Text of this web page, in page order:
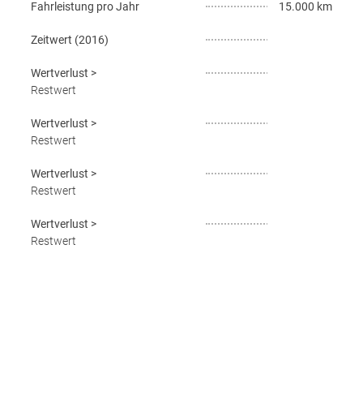
Fahrleistung pro Jahr 15.000 km
Zeitwert (2016)
Wertverlust >
Restwert
Wertverlust >
Restwert
Wertverlust >
Restwert
Wertverlust >
Restwert